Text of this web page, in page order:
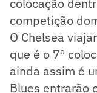
competição
O Chelsea
que é o 7º
ainda assim é
Blues entrarão